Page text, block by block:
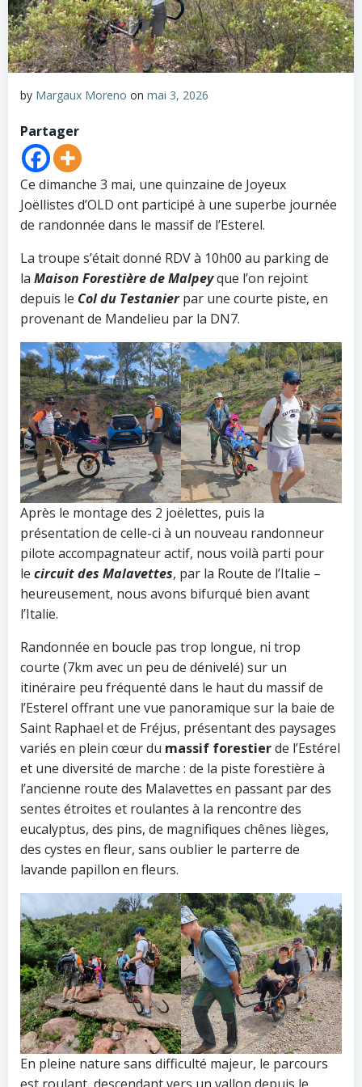
by Margaux Moreno on mai 3, 2026
Partager
Ce dimanche 3 mai, une quinzaine de Joyeux
Joëllistes d’OLD ont participé à une superbe journée
de randonnée dans le massif de l’Esterel.
La troupe s’était donné RDV à 10h00 au parking de
la Maison Forestière de Malpeyque l’on rejoint
depuis le Col du Testanierpar une courte piste, en
provenant de Mandelieu par la DN7.
Après le montage des 2 joëlettes, puis la
présentation de celle-ci à un nouveau randonneur
pilote accompagnateur actif, nous voilà parti pour
le circuit des Malavettes, par la Route de l’Italie –
heureusement, nous avons bifurqué bien avant
l’Italie.
Randonnée en boucle pas trop longue, ni trop
courte (7km avec un peu de dénivelé) sur un
itinéraire peu fréquenté dans le haut du massif de
l’Esterel offrant une vue panoramique sur la baie de
Saint Raphael et de Fréjus, présentant des paysages
variés en plein cœur du massif forestierde l’Estérel
et une diversité de marche : de la piste forestière à
l’ancienne route des Malavettes en passant par des
sentes étroites et roulantes à la rencontre des
eucalyptus, des pins, de magnifiques chênes lièges,
des cystes en fleur, sans oublier le parterre de
lavande papillon en fleurs.
En pleine nature sans difficulté majeur, le parcours